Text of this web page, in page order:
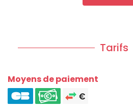
Tarifs
Moyens de paiement